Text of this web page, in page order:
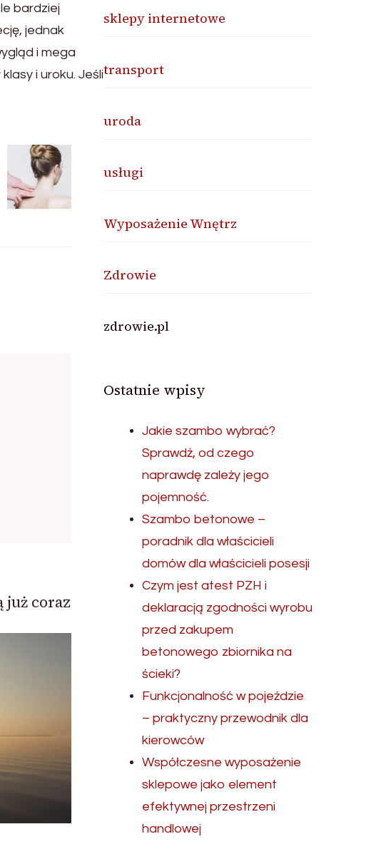
bardziej
jednak
i mega
i uroku. Jeśli
już coraz
sklepy internetowe
transport
uroda
usługi
Wyposażenie Wnętrz
Zdrowie
zdrowie.pl
Ostatnie wpisy
Jakie szambo wybrać?
Sprawdź, od czego
naprawdę zależy jego
pojemność.
Szambo betonowe –
poradnik dla właścicieli
domów dla właścicieli posesji
Czym jest atest PZH i
deklaracją zgodności wyrobu
przed zakupem
betonowego zbiornika na
ścieki?
Funkcjonalność w pojeździe
– praktyczny przewodnik dla
kierowców
Współczesne wyposażenie
sklepowe jako element
efektywnej przestrzeni
handlowej